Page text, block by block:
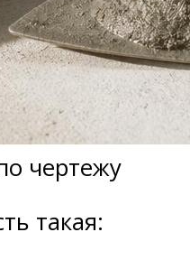
чертежу
такая: